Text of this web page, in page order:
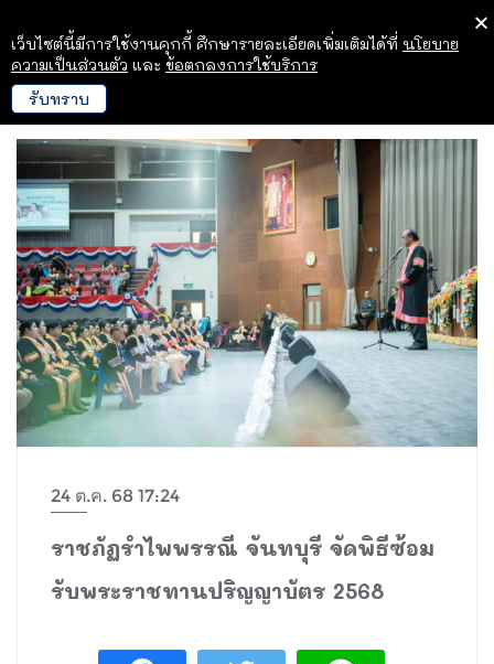
24 ต.ค. 68 17:24
ราชภัฏรำไพพรรณี จันทบุรี จัดพิธีซ้อม
รับพระราชทานปริญญาบัตร 2568
เว็บไซต์นี้มีการใช้งานคุกกี้ ศึกษารายละเอียดเพิ่มเติมได้ที่ นโยบาย
ความเป็นส่วนตัว และ ข้อตกลงการใช้บริการ
รับทราบ